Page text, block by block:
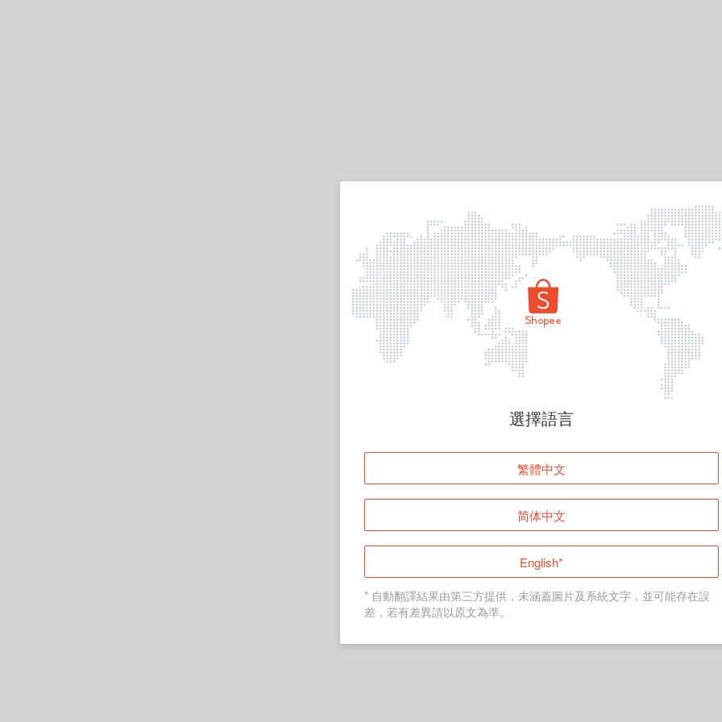
頁面無法顯示
登入
返回首頁
選擇語言
繁體中文
简体中文
English*
* 自動翻譯結果由第三方提供，未涵蓋圖片及系統文字，並可能存在誤
差，若有差異請以原文為準。